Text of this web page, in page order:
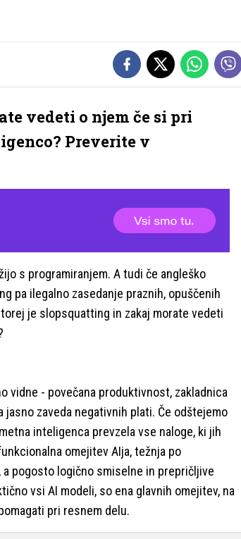
vedeti o njem če si pri
Preverite v
s programiranjem. A tudi če angleško
pa ilegalno zasedanje praznih, opuščenih
je slopsquatting in zakaj morate vedeti
vidne - povečana produktivnost, zakladnica
zaveda negativnih plati. Če odštejemo
inteligenca prevzela vse naloge, ki jih
omejitev AIja, težnja po
pogosto logično smiselne in prepričljive
vsi AI modeli, so ena glavnih omejitev, na
pri resnem delu.